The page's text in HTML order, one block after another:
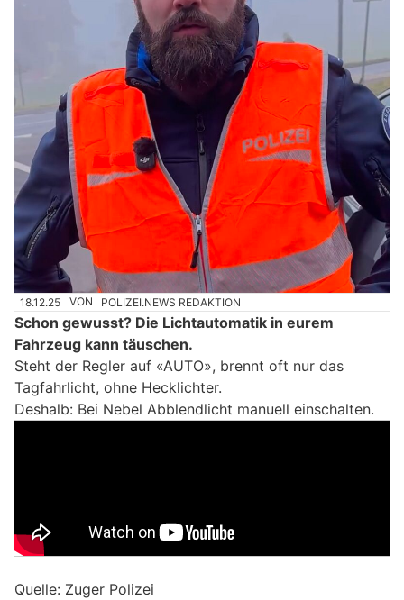
18.12.25 VON POLIZEI.NEWS REDAKTION
Schon gewusst? Die Lichtautomatik in eurem
Fahrzeug kann täuschen.
Steht der Regler auf «AUTO», brennt oft nur das
Tagfahrlicht, ohne Hecklichter.
Deshalb: Bei Nebel Abblendlicht manuell einschalten.
Quelle: Zuger Polizei